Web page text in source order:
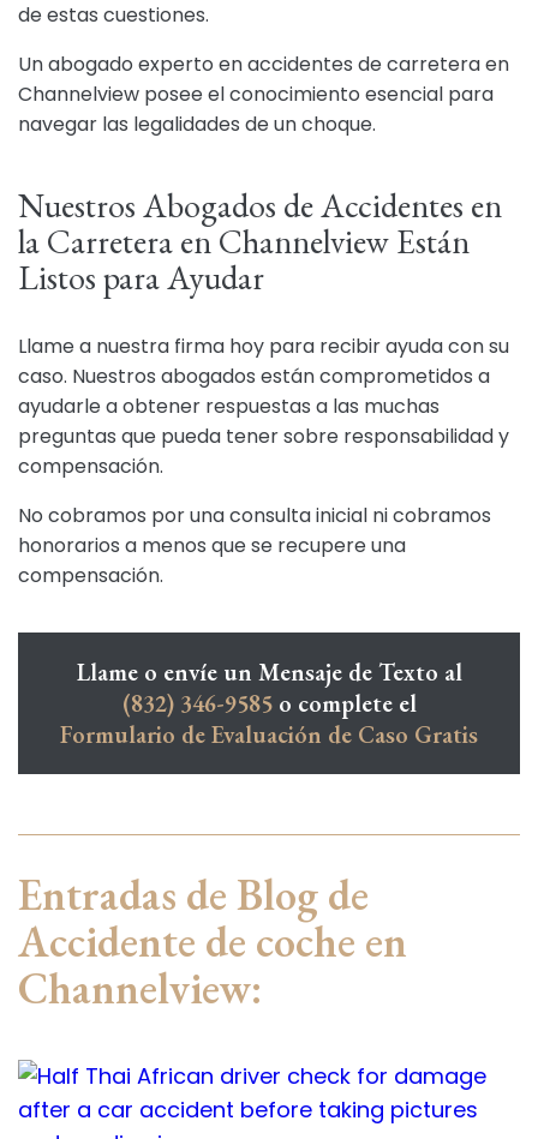
de estas cuestiones.
Un abogado experto en accidentes de carretera en
Channelview posee el conocimiento esencial para
navegar las legalidades de un choque.
Nuestros Abogados de Accidentes en
la Carretera en Channelview Están
Listos para Ayudar
Llame a nuestra firma hoy para recibir ayuda con su
caso. Nuestros abogados están comprometidos a
ayudarle a obtener respuestas a las muchas
preguntas que pueda tener sobre responsabilidad y
compensación.
No cobramos por una consulta inicial ni cobramos
honorarios a menos que se recupere una
compensación.
Llame o envíe un Mensaje de Texto al
(832) 346-9585o complete el
Formulario de Evaluación de Caso Gratis
Entradas de Blog de
Accidente de coche en
Channelview: